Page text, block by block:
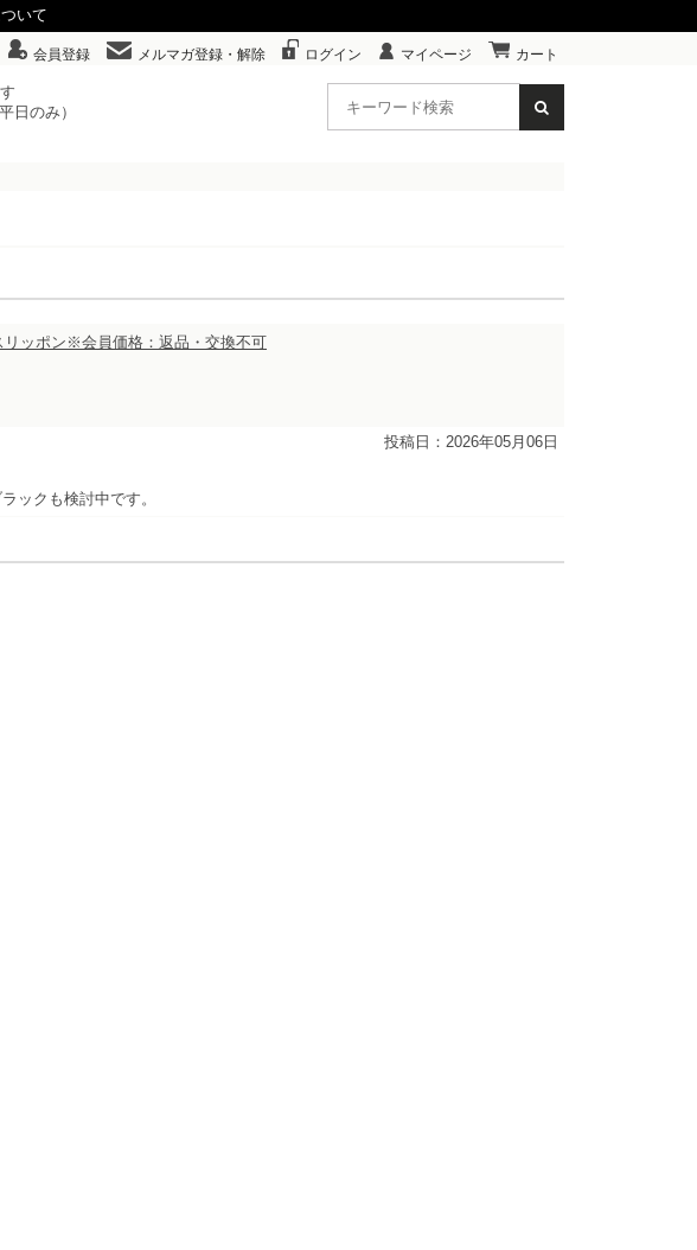
いて
会員登録 メルマガ登録・解除 ログイン マイページ カート
日のみ）
リッポン※会員価格：返品・交換不可
投稿日：2026年05月06日
ックも検討中です。